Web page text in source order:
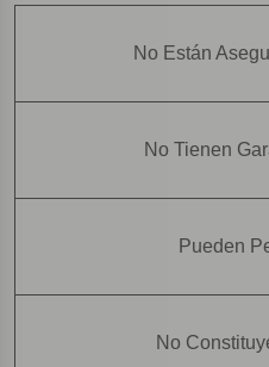
No Están
No Tienen
Pueden
No